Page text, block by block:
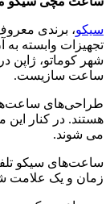
سیکو، برندی
تجهیزات وابسته
ساعت سازیست.
طراحی‌های
هستند. در کنار
می شوند.
ساعت‌های سیکو
زمان و یک علامت